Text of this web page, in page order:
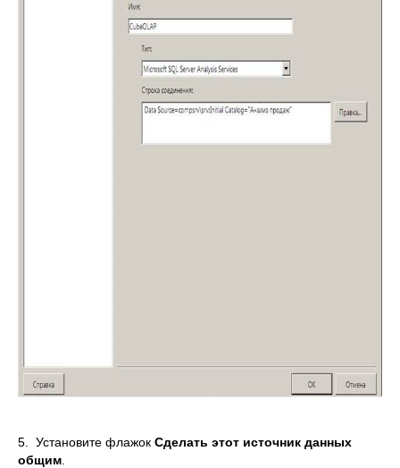
5. Установите флажок Сделать этот источник данных
общим